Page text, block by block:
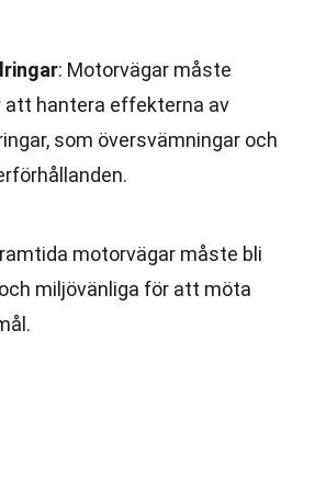
: Motorvägar måste
att hantera effekterna av
som översvämningar och
motorvägar måste bli
miljövänliga för att möta